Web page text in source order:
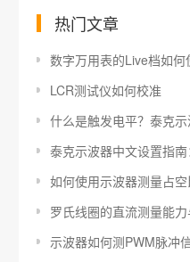
热门文章
数字万用表的Live档如何
LCR测试仪如何校准
什么是触发电平？泰克示波器如
泰克示波器中文设置指南：让您的
如何使用示波器测量占空
罗氏线圈的直流测量能力与
示波器如何测PWM脉冲